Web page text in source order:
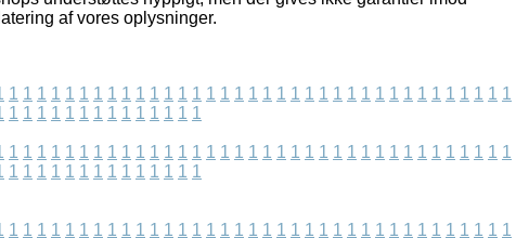
af vores oplysninger.
1 1 1 1 1 1 1 1 1 1 1 1 1 1 1 1 1 1 1 1 1 1 1 1 1 1 1 1 1 1 1 1 1 1 1 1
1 1 1 1 1 1 1 1 1 1 1 1 1 1
1 1 1 1 1 1 1 1 1 1 1 1 1 1 1 1 1 1 1 1 1 1 1 1 1 1 1 1 1 1 1 1 1 1 1 1
1 1 1 1 1 1 1 1 1 1 1 1 1 1
1 1 1 1 1 1 1 1 1 1 1 1 1 1 1 1 1 1 1 1 1 1 1 1 1 1 1 1 1 1 1 1 1 1 1 1